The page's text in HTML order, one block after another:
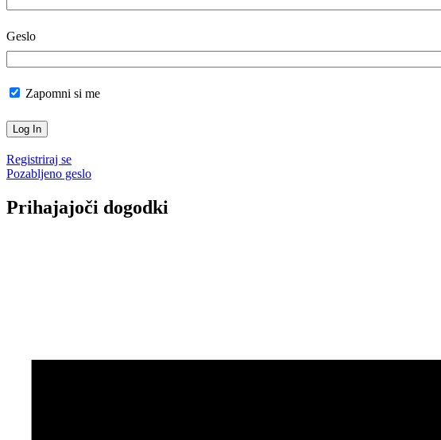
Geslo
Zapomni si me
Registriraj se
Pozabljeno geslo
Prihajajoči dogodki